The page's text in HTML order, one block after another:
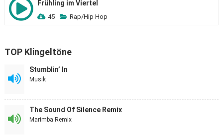
Frühling im Viertel
45 Rap/Hip Hop
TOP Klingeltöne
Stumblin’ In
Musik
The Sound Of Silence Remix
Marimba Remix